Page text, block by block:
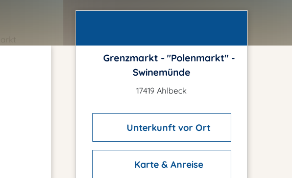
Grenzmarkt - "Polenmarkt" -
Swinemünde
17419 Ahlbeck
Unterkunft vor Ort
Karte & Anreise